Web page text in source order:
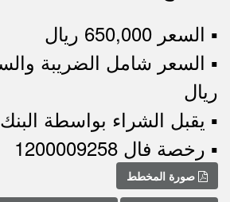
▪︎ السعر 650,000 ريال
ريال
▪︎ يقبل الشراء بواسطة البنك
▪︎ رخصة فال 1200009258
صورة المخطط